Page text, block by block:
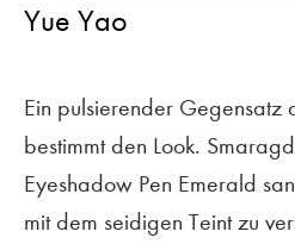
Yue Yao
Ein pulsierender Gegensatz
bestimmt den Look.
Eyeshadow Pen Emerald
mit dem seidigen Teint zu